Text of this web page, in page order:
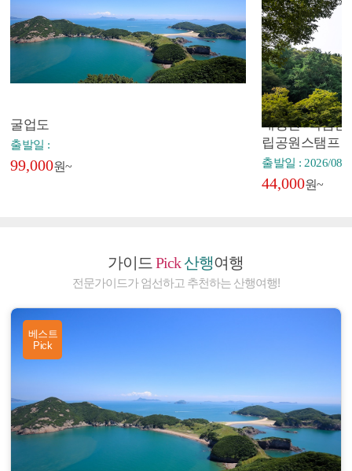
굴업도
출발일 :
99,000원~
내장산+백암산
립공원스탬프
출발일 : 2026/08/
44,000원~
가이드Pick 산행여행
전문가이드가 엄선하고 추천하는 산행여행!
베스트
Pick